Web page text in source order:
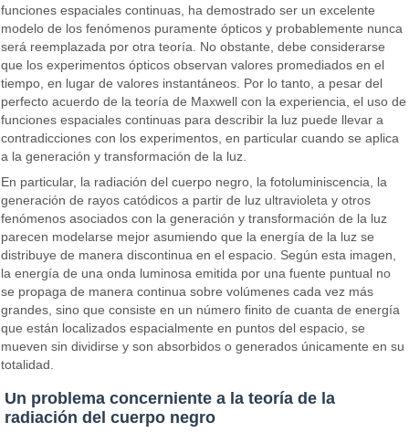
funciones espaciales continuas, ha demostrado ser un excelente
modelo de los fenómenos puramente ópticos y probablemente nunca
será reemplazada por otra teoría. No obstante, debe considerarse
que los experimentos ópticos observan valores promediados en el
tiempo, en lugar de valores instantáneos. Por lo tanto, a pesar del
perfecto acuerdo de la teoría de Maxwell con la experiencia, el uso de
funciones espaciales continuas para describir la luz puede llevar a
contradicciones con los experimentos, en particular cuando se aplica
a la generación y transformación de la luz.
En particular, la radiación del cuerpo negro, la fotoluminiscencia, la
generación de rayos catódicos a partir de luz ultravioleta y otros
fenómenos asociados con la generación y transformación de la luz
parecen modelarse mejor asumiendo que la energía de la luz se
distribuye de manera discontinua en el espacio. Según esta imagen,
la energía de una onda luminosa emitida por una fuente puntual no
se propaga de manera continua sobre volúmenes cada vez más
grandes, sino que consiste en un número finito de cuanta de energía
que están localizados espacialmente en puntos del espacio, se
mueven sin dividirse y son absorbidos o generados únicamente en su
totalidad.
Un problema concerniente a la teoría de la
radiación del cuerpo negro